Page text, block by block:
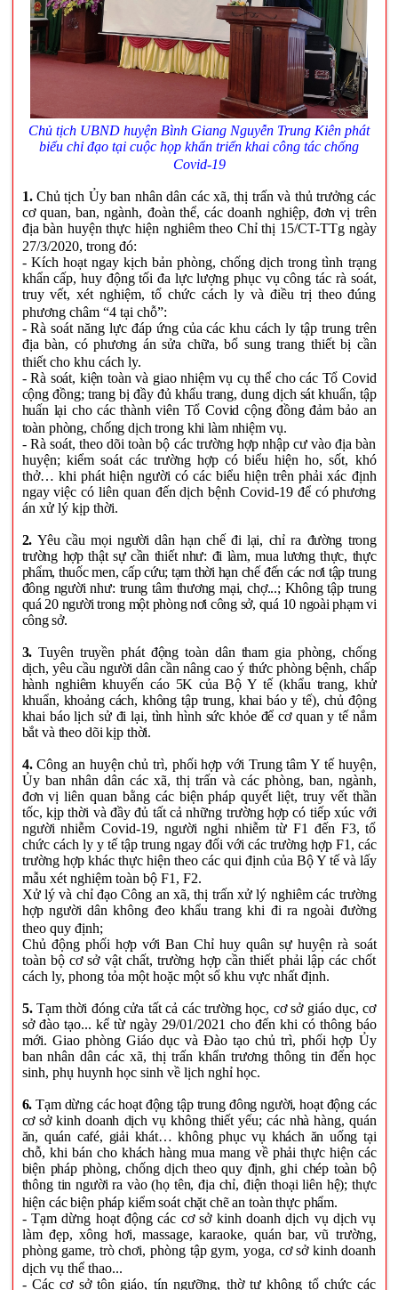
Chủ tịch UBND huyện Bình Giang Nguyễn Trung Kiên phát
biểu chỉ đạo tại cuộc họp khẩn triển khai công tác chống
Covid-19
1.Chủ tịch Ủy ban nhân dân các xã, thị trấn và thủ trưởng các
cơ quan, ban, ngành, đoàn thể, các doanh nghiệp, đơn vị trên
địa bàn huyện thực hiện nghiêm theo Chỉ thị 15/CT-TTg ngày
27/3/2020, trong đó:
- Kích hoạt ngay kịch bản phòng, chống dịch trong tình trạng
khẩn cấp, huy động tối đa lực lượng phục vụ công tác rà soát,
truy vết, xét nghiệm, tổ chức cách ly và điều trị theo đúng
phương châm “4 tại chỗ”:
- Rà soát năng lực đáp ứng của các khu cách ly tập trung trên
địa bàn, có phương án sửa chữa, bổ sung trang thiết bị cần
thiết cho khu cách ly.
- Rà soát, kiện toàn và giao nhiệm vụ cụ thể cho các Tổ Covid
cộng đồng; trang bị đầy đủ khẩu trang, dung dịch sát khuẩn, tập
huấn lại cho các thành viên Tổ Covid cộng đồng đảm bảo an
toàn phòng, chống dịch trong khi làm nhiệm vụ.
- Rà soát, theo dõi toàn bộ các trường hợp nhập cư vào địa bàn
huyện; kiểm soát các trường hợp có biểu hiện ho, sốt, khó
thở… khi phát hiện người có các biểu hiện trên phải xác định
ngay việc có liên quan đến dịch bệnh Covid-19 để có phương
án xử lý kịp thời.
2.Yêu cầu mọi người dân hạn chế đi lại, chỉ ra đường trong
trường hợp thật sự cần thiết như: đi làm, mua lương thực, thực
phẩm, thuốc men, cấp cứu; tạm thời hạn chế đến các nơi tập trung
đông người như: trung tâm thương mại, chợ...; Không tập trung
quá 20 người trong một phòng nơi công sở, quá 10 ngoài phạm vi
công sở.
3. Tuyên truyền phát động toàn dân tham gia phòng, chống
dịch, yêu cầu người dân cần nâng cao ý thức phòng bệnh, chấp
hành nghiêm khuyến cáo 5K của Bộ Y tế (khẩu trang, khử
khuẩn, khoảng cách, không tập trung, khai báo y tế), chủ động
khai báo lịch sử đi lại, tình hình sức khỏe để cơ quan y tế nắm
bắt và theo dõi kịp thời.
4.Công an huyện chủ trì, phối hợp với Trung tâm Y tế huyện,
Ủy ban nhân dân các xã, thị trấn và các phòng, ban, ngành,
đơn vị liên quan bằng các biện pháp quyết liệt, truy vết thần
tốc, kịp thời và đầy đủ tất cả những trường hợp có tiếp xúc với
người nhiễm Covid-19, người nghi nhiễm từ F1 đến F3, tổ
chức cách ly y tế tập trung ngay đối với các trường hợp F1, các
trường hợp khác thực hiện theo các qui định của Bộ Y tế và lấy
mẫu xét nghiệm toàn bộ F1, F2.
Xử lý và chỉ đạo Công an xã, thị trấn xử lý nghiêm các trường
hợp người dân không đeo khẩu trang khi đi ra ngoài đường
theo quy định;
Chủ động phối hợp với Ban Chỉ huy quân sự huyện rà soát
toàn bộ cơ sở vật chất, trường hợp cần thiết phải lập các chốt
cách ly, phong tỏa một hoặc một số khu vực nhất định.
5.Tạm thời đóng cửa tất cả các trường học, cơ sở giáo dục, cơ
sở đào tạo... kể từ ngày 29/01/2021 cho đến khi có thông báo
mới. Giao phòng Giáo dục và Đào tạo chủ trì, phối hợp Ủy
ban nhân dân các xã, thị trấn khẩn trương thông tin đến học
sinh, phụ huynh học sinh về lịch nghỉ học.
6. Tạm dừng các hoạt động tập trung đông người, hoạt động các
cơ sở kinh doanh dịch vụ không thiết yếu; các nhà hàng, quán
ăn, quán café, giải khát… không phục vụ khách ăn uống tại
chỗ, khi bán cho khách hàng mua mang về phải thực hiện các
biện pháp phòng, chống dịch theo quy định, ghi chép toàn bộ
thông tin người ra vào (họ tên, địa chỉ, điện thoại liên hệ); thực
hiện các biện pháp kiểm soát chặt chẽ an toàn thực phẩm.
- Tạm dừng hoạt động các cơ sở kinh doanh dịch vụ dịch vụ
làm đẹp, xông hơi, massage, karaoke, quán bar,vũ trường,
phòng game, trò chơi, phòng tập gym, yoga, cơ sở kinh doanh
dịch vụ thể thao...
- Các cơ sở tôn giáo, tín ngưỡng, thờ tự không tổ chức các